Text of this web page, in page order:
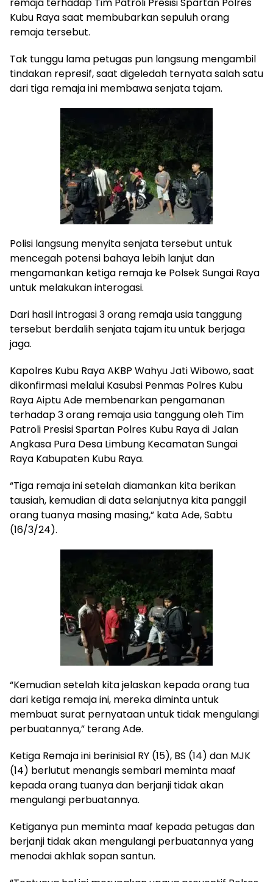
Kubu Raya saat membubarkan sepuluh orang
remaja tersebut.
Tak tunggu lama petugas pun langsung mengambil
tindakan represif, saat digeledah ternyata salah satu
dari tiga remaja ini membawa senjata tajam.
Polisi langsung menyita senjata tersebut untuk
mencegah potensi bahaya lebih lanjut dan
mengamankan ketiga remaja ke Polsek Sungai Raya
untuk melakukan interogasi.
Dari hasil introgasi 3 orang remaja usia tanggung
tersebut berdalih senjata tajam itu untuk berjaga
jaga.
Kapolres Kubu Raya AKBP Wahyu Jati Wibowo, saat
dikonfirmasi melalui Kasubsi Penmas Polres Kubu
Raya Aiptu Ade membenarkan pengamanan
terhadap 3 orang remaja usia tanggung oleh Tim
Patroli Presisi Spartan Polres Kubu Raya di Jalan
Angkasa Pura Desa Limbung Kecamatan Sungai
Raya Kabupaten Kubu Raya.
“Tiga remaja ini setelah diamankan kita berikan
tausiah, kemudian di data selanjutnya kita panggil
orang tuanya masing masing,” kata Ade, Sabtu
(16/3/24).
“Kemudian setelah kita jelaskan kepada orang tua
dari ketiga remaja ini, mereka diminta untuk
membuat surat pernyataan untuk tidak mengulangi
perbuatannya,” terang Ade.
Ketiga Remaja ini berinisial RY (15), BS (14) dan MJK
(14) berlutut menangis sembari meminta maaf
kepada orang tuanya dan berjanji tidak akan
mengulangi perbuatannya.
Ketiganya pun meminta maaf kepada petugas dan
berjanji tidak akan mengulangi perbuatannya yang
menodai akhlak sopan santun.